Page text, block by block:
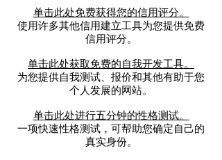
单击此处免费获得您的信用评分。
使用许多其他信用建立工具为您提供免费
信用评分。
单击此处获取免费的自我开发工具。
为您提供自我测试、报价和其他有助于您
个人发展的网站。
单击此处进行五分钟的性格测试。
一项快速性格测试，可帮助您确定自己的
真实身份。